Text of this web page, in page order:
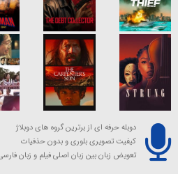
دوبله حرفه ای از برترین گروه های دوبلاژ
کیفیت تصویری بلوری و بدون حذفیات
تعویض زبان بین زبان اصلی فیلم و زبان